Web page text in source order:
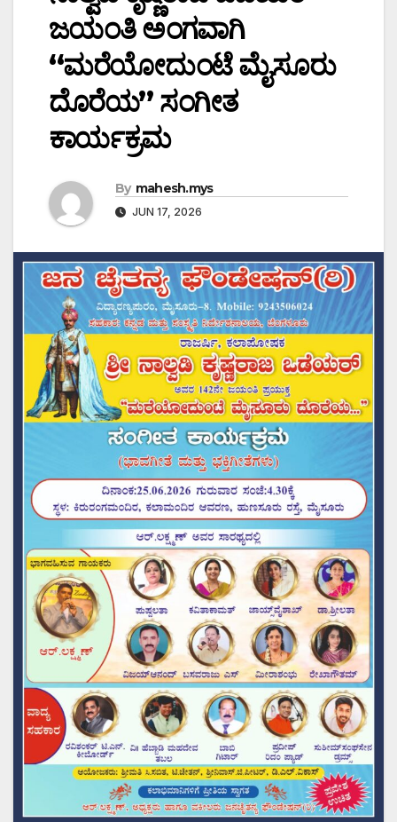
ಜಯಂತಿ ಅಂಗವಾಗಿ
“ಮರೆಯೋದುಂಟೆ ಮೈಸೂರು
ದೊರೆಯ” ಸಂಗೀತ
ಕಾರ್ಯಕ್ರಮ
By mahesh.mys
JUN 17, 2026